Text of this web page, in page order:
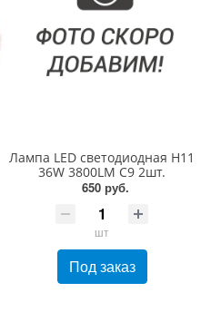
Лампа LED светодиодная H11
36W 3800LM С9 2шт.
650 руб.
шт
Под заказ